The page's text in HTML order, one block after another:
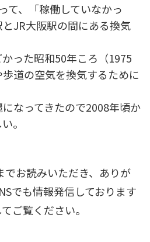
て、「稼働していなかっ
JR大阪駅の間にある換気
った昭和50年ころ（1975
道の空気を換気するために
なってきたので2008年頃か
。
でお読みいただき、ありが
でも情報発信しております
ご覧ください。